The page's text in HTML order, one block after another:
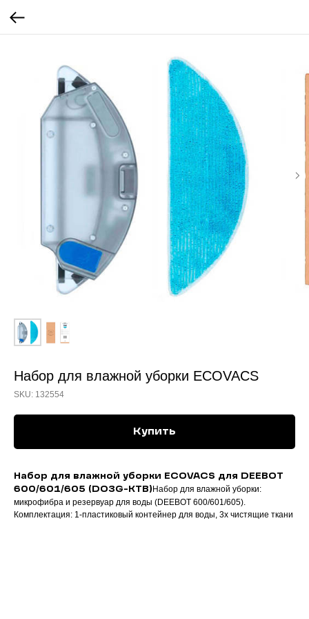
Набор для влажной уборки ECOVACS
SKU: 132554
Купить
Набор для влажной уборки ECOVACS для DEEBOT
600/601/605 (DO3G-KTB) Набор для влажной уборки:
микрофибра и резервуар для воды (DEEBOT 600/601/605).
Комплектация: 1-пластиковый контейнер для воды, 3х чистящие ткани